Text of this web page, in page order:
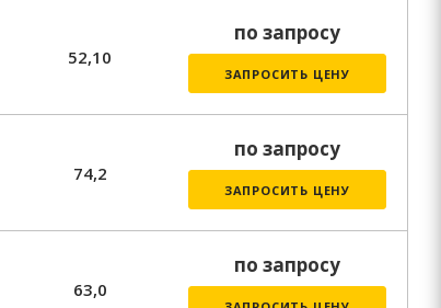
52,10
по запросу
ЗАПРОСИТЬ ЦЕНУ
74,2
по запросу
ЗАПРОСИТЬ ЦЕНУ
63,0
по запросу